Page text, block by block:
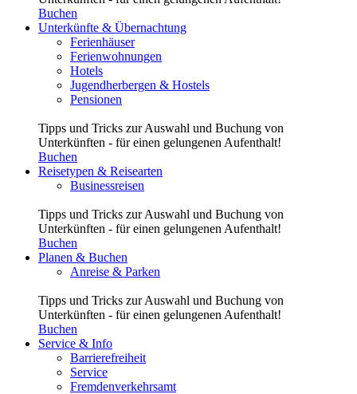
Buchen
Unterkünfte & Übernachtung
Ferienhäuser
Ferienwohnungen
Hotels
Jugendherbergen & Hostels
Pensionen
Tipps und Tricks zur Auswahl und Buchung von
Unterkünften - für einen gelungenen Aufenthalt!
Buchen
Reisetypen & Reisearten
Businessreisen
Tipps und Tricks zur Auswahl und Buchung von
Unterkünften - für einen gelungenen Aufenthalt!
Buchen
Planen & Buchen
Anreise & Parken
Tipps und Tricks zur Auswahl und Buchung von
Unterkünften - für einen gelungenen Aufenthalt!
Buchen
Service & Info
Barrierefreiheit
Service
Fremdenverkehrsamt